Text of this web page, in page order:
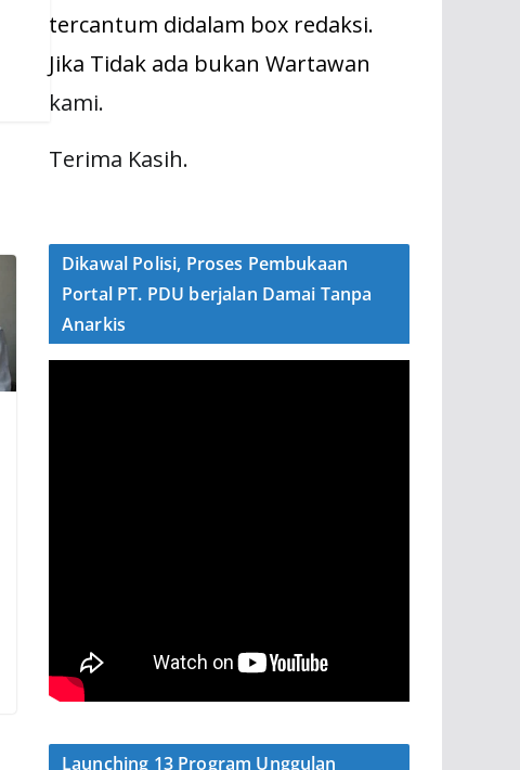
tercantum didalam box redaksi.
Jika Tidak ada bukan Wartawan
kami.
Terima Kasih.
Dikawal Polisi, Proses Pembukaan
Portal PT. PDU berjalan Damai Tanpa
Anarkis
Launching 13 Program Unggulan